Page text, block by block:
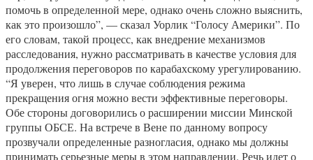
помочь в определенной мере, однако очень сложно выяснить,
как это произошло”, — сказал Уорлик “Голосу Америки”. По
его словам, такой процесс, как внедрение механизмов
расследования, нужно рассматривать в качестве условия для
продолжения переговоров по карабахскому урегулированию.
“Я уверен, что лишь в случае соблюдения режима
прекращения огня можно вести эффективные переговоры.
Обе стороны договорились о расширении миссии Минской
группы ОБСЕ. На встрече в Вене по данному вопросу
прозвучали определенные разногласия, однако мы должны
принимать серьезные меры в этом направлении. Речь идет о